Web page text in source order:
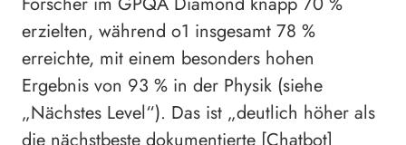
erzielten, während o1 insgesamt 78 %
erreichte, mit einem besonders hohen
Ergebnis von 93 % in der Physik (siehe
„Nächstes Level“). Das ist „deutlich höher als
die nächstbeste dokumentierte [Chatbot]